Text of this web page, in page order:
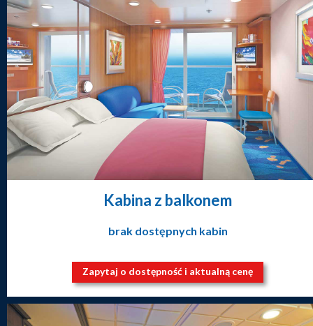
Kabina z balkonem
brak dostępnych kabin
Zapytaj o dostępność i aktualną cenę